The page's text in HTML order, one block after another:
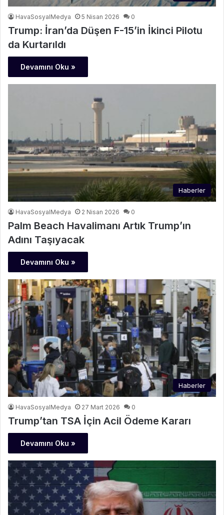
HavaSosyalMedya 5 Nisan 2026 0
Trump: İran’da Düşen F-15’in İkinci Pilotu
da Kurtarıldı
Devamını Oku »
Haberler
HavaSosyalMedya 2 Nisan 2026 0
Palm Beach Havalimanı Artık Trump’ın
Adını Taşıyacak
Devamını Oku »
Haberler
HavaSosyalMedya 27 Mart 2026 0
Trump’tan TSA İçin Acil Ödeme Kararı
Devamını Oku »